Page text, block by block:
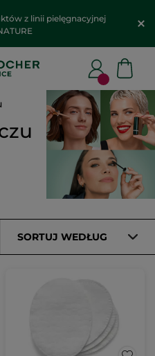
z linii pielęgnacyjnej
SORTUJ WEDŁUG